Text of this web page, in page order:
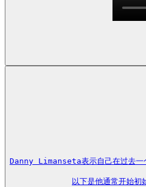
Danny Limanseta表示自己在过去
以下是他通常开